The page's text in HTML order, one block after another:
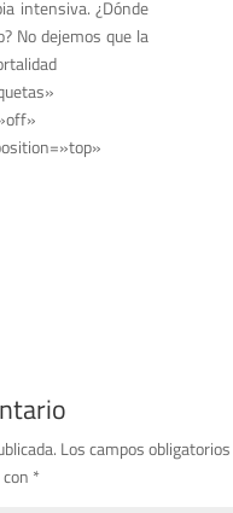
intensiva. ¿Dónde
No dejemos que la
Los campos obligatorios
*